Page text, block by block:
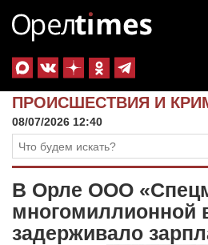
ПРОИСШЕСТВИЯ И
08/07/2026 12:40
В Орле ООО
многомиллионной
задерживало